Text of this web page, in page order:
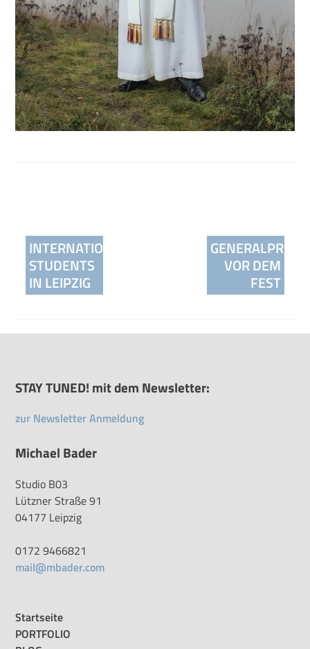
INTERNATIONAL
STUDENTS
IN LEIPZIG
GENERALPROBE
VOR DEM
FEST
STAY TUNED! mit dem Newsletter:
zur Newsletter Anmeldung
Michael Bader
Studio B03
Lützner Straße 91
04177 Leipzig
0172 9466821
mail@mbader.com
Startseite
PORTFOLIO